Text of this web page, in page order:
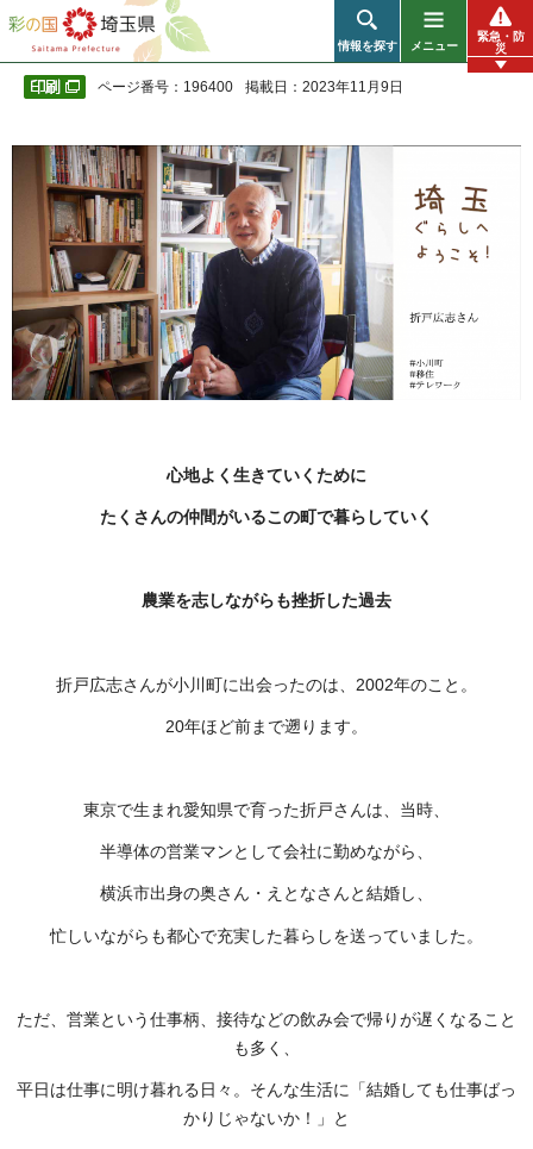
彩の国 埼玉県
情報を探す メニュー
緊急・防
災
ページ番号：196400 掲載日：2023年11月9日
心地よく生きていくために
たくさんの仲間がいるこの町で暮らしていく
農業を志しながらも挫折した過去
折戸広志さんが小川町に出会ったのは、2002年のこと。
20年ほど前まで遡ります。
東京で生まれ愛知県で育った折戸さんは、当時、
半導体の営業マンとして会社に勤めながら、
横浜市出身の奥さん・えとなさんと結婚し、
忙しいながらも都心で充実した暮らしを送っていました。
ただ、営業という仕事柄、接待などの飲み会で帰りが遅くなること
も多く、
平日は仕事に明け暮れる日々。そんな生活に「結婚しても仕事ばっ
かりじゃないか！」と